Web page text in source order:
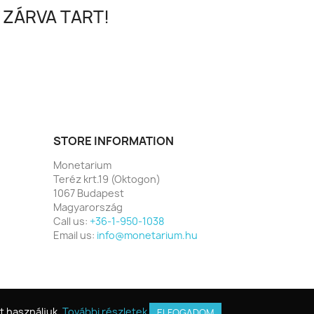
TART!
STORE INFORMATION
Monetarium
Teréz krt.19 (Oktogon)
1067 Budapest
Magyarország
Call us: +36-1-950-1038
Email us: info@monetarium.hu